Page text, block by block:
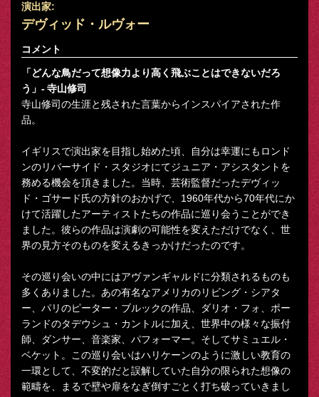
演出家:
デヴィッド・ルヴォー
コメント
「どんな鳥だって想像力より高く飛ぶことはできないだろ
う」- 寺山修司
寺山修司の生涯と残された言葉からインスパイアされた作
品。
イギリスで演出家を目指し始めた頃、自分は幸運にもロンド
ンのリバーサイド・スタジオにてジュニア・アシスタントを
務める機会を頂きました。当時、芸術監督だったデヴィッ
ド・ゴサード氏の方針のおかげで、1960年代から70年代にか
けて活躍したアーティストたちの作品に巡り会うことができ
ました。彼らの作品は演劇の可能性を変えただけでなく、世
界の見方そのものを変えるきっかけだったのです。
その巡り会いの中にはアヴァンギャルドに分類されるものも
多くありました。あの有名なアメリカのリビング・シアタ
ー、パリのピーター・ブルックの作品、ダリオ・フォ、ポー
ランドのタデウシュ・カントルに加え、世界中の様々な振付
師、ダンサー、音楽家、パフォーマー。そしてサミュエル・
ベケット。この巡り会いはハリケーンのように激しい教育の
一環として、不変的だと誤解していた自分の限られた想像の
範疇を、まるで壁や扉をなぎ倒すごとく打ち破っていきまし